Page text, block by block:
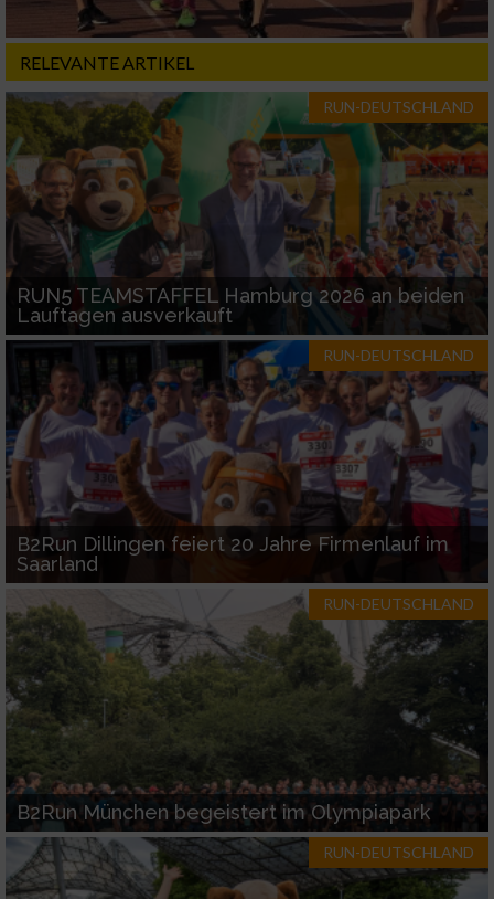
RELEVANTE ARTIKEL
RUN-DEUTSCHLAND
RUN5 TEAMSTAFFEL Hamburg 2026 an beiden
Lauftagen ausverkauft
RUN-DEUTSCHLAND
B2Run Dillingen feiert 20 Jahre Firmenlauf im
Saarland
RUN-DEUTSCHLAND
B2Run München begeistert im Olympiapark
RUN-DEUTSCHLAND
von Inhalten
Verwendung genauer Standortdaten
Geräte anhand von aktiv angeforderten
Informationen identifizieren
Nicht-IAB-Verarbeitungszwecke:
Notwendig
Performance
Funktional
Werbung